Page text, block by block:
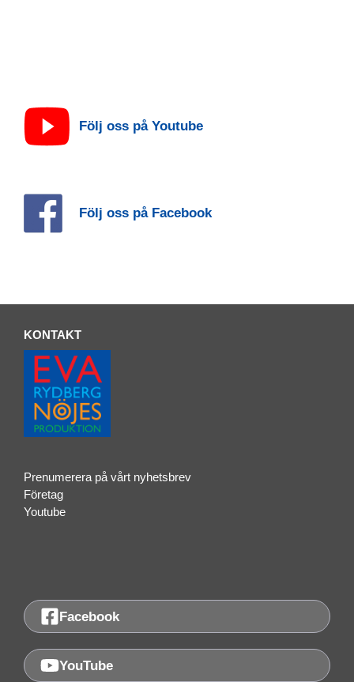
Följ oss på Youtube
Följ oss på Facebook
KONTAKT
Prenumerera på vårt nyhetsbrev
Företag
Youtube
Facebook
YouTube